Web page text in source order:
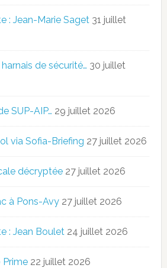
: Jean-Marie Saget 31 juillet
harnais de sécurité… 30 juillet
SUP-AIP… 29 juillet 2026
via Sofia-Briefing 27 juillet 2026
décryptée 27 juillet 2026
à Pons-Avy 27 juillet 2026
: Jean Boulet 24 juillet 2026
Prime 22 juillet 2026